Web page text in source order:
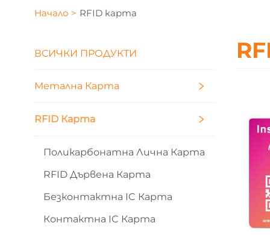
Начало > RFID карта
ВСИЧКИ ПРОДУКТИ
Метална Карта
RFID Карта
Поликарбонатна Лична Карта
RFID Дървена Карта
Безконтактна IC Карта
Контактна IC Карта